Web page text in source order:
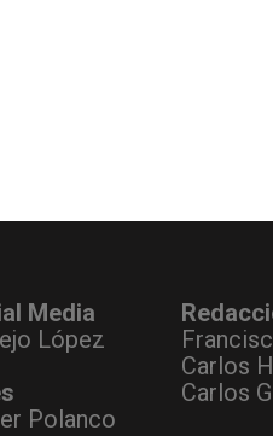
Media
López
Polanco
Carlos
Carlos